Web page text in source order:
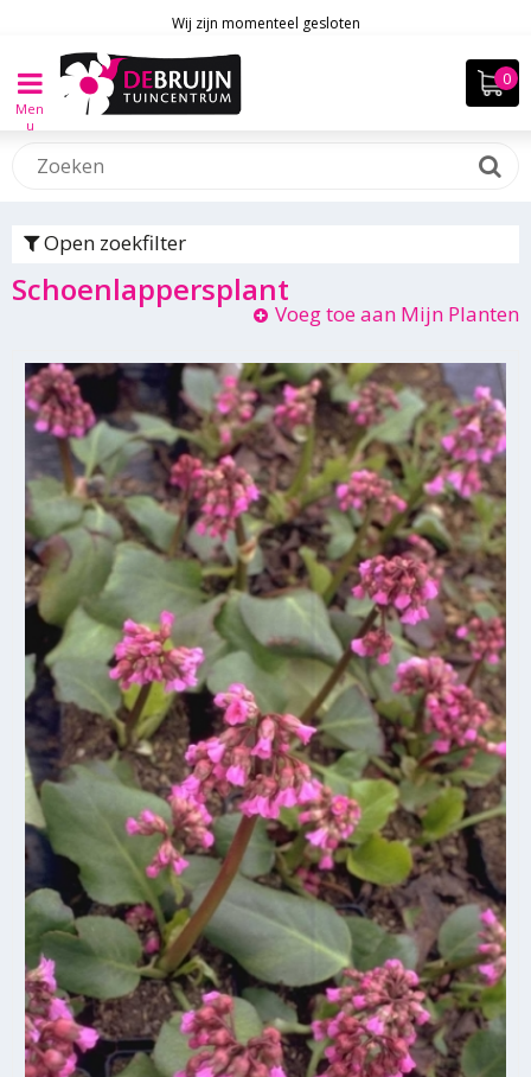
Men
u
Wij zijn momenteel gesloten
Open zoekfilter
Schoenlappersplant
Voeg toe aan Mijn Planten